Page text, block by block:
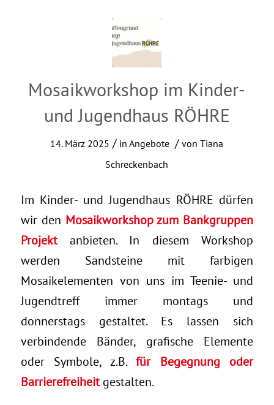
Mosaikworkshop im Kinder-
und Jugendhaus RÖHRE
14. März 2025 / inAngebote / vonTiana
Schreckenbach
Im Kinder- und Jugendhaus RÖHRE dürfen
wir den Mosaikworkshop zum Bankgruppen
Projektanbieten. In diesem Workshop
werden Sandsteine mit farbigen
Mosaikelementen von uns im Teenie- und
Jugendtreff immer montags und
donnerstags gestaltet. Es lassen sich
verbindende Bänder, grafische Elemente
oder Symbole, z.B.für Begegnung oder
Barrierefreiheitgestalten.